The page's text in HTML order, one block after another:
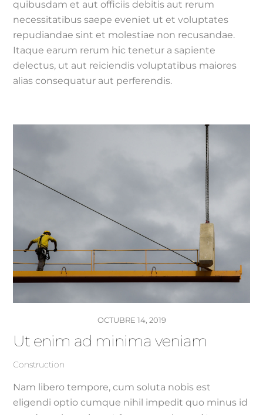
quibusdam et aut officiis debitis aut rerum
necessitatibus saepe eveniet ut et voluptates
repudiandae sint et molestiae non recusandae.
Itaque earum rerum hic tenetur a sapiente
delectus, ut aut reiciendis voluptatibus maiores
alias consequatur aut perferendis.
OCTUBRE 14, 2019
Ut enim ad minima veniam
Construction
Nam libero tempore, cum soluta nobis est
eligendi optio cumque nihil impedit quo minus id